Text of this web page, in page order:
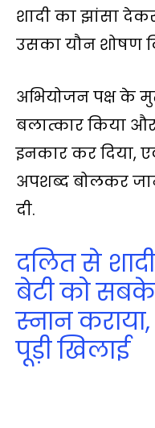
शादी का झांसा
उसका यौन शोषण
अभियोजन पक्ष के
बलात्कार किया
इनकार कर दिया,
अपशब्द बोलकर
दी.
दलित से
बेटी को
स्‍नान
पूड़ी खिलाई